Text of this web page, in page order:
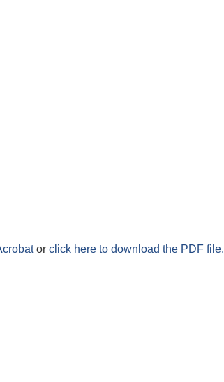
or click here to download the PDF file.